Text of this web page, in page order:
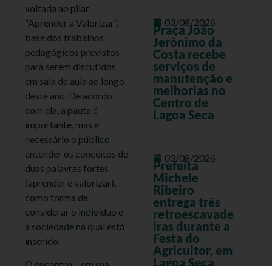
voltada ao pilar
“Aprender a Valorizar”,
base dos trabalhos
pedagógicos previstos
para serem discutidos
em sala de aula ao longo
deste ano. De acordo
com ela, a pauta é
importante, mas é
necessário o público
entender os conceitos de
duas palavras fortes
(aprender e valorizar),
como forma de
considerar o indivíduo e
a sociedade na qual está
inserido.
03/08/2026
Praça João
Jerônimo da
Costa recebe
serviços de
manutenção e
melhorias no
Centro de
Lagoa Seca
03/08/2026
Prefeita
Michele
Ribeiro
entrega três
retroescavade
iras durante a
Festa do
Agricultor, em
Lagoa Seca